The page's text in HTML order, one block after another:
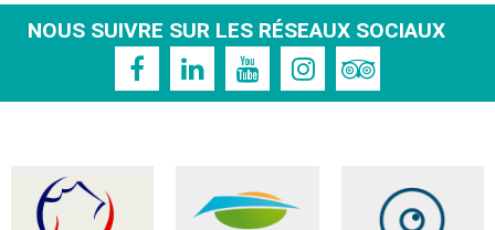
NOUS SUIVRE SUR LES RÉSEAUX SOCIAUX